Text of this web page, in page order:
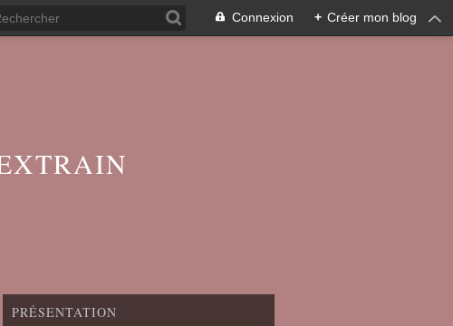
Connexion + Créer mon blog
PRÉSENTATION